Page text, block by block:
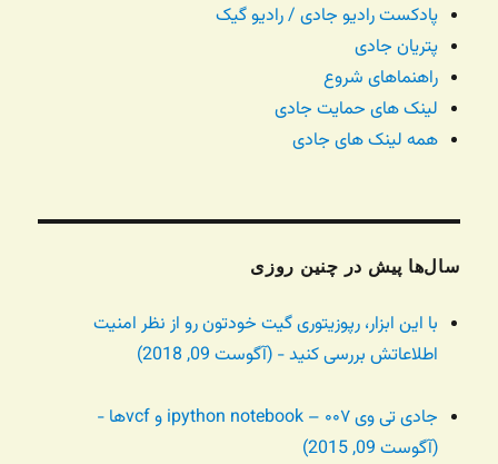
پادکست رادیو جادی / رادیو گیک
پتریان جادی
راهنماهای شروع
لینک های حمایت جادی
همه لینک های جادی
سال‌ها پیش در چنین روزی
با این ابزار، رپوزیتوری گیت خودتون رو از نظر امنیت
اطلاعاتش بررسی کنید - (آگوست 09, 2018)
جادی تی وی ۰۰۷ – ipython notebook و vcfها -
(آگوست 09, 2015)